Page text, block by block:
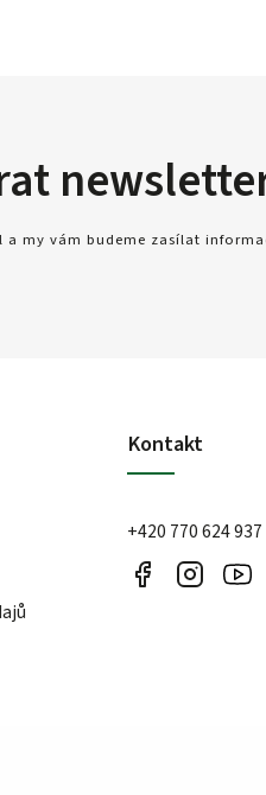
Kontakt
+420 770 624 937
a my vám budeme zasílat